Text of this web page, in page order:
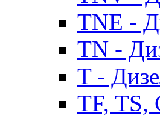
TNE -
TN -
T -
TF, TS,